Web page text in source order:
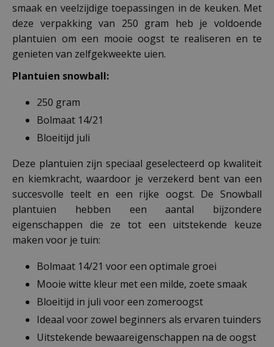
smaak en veelzijdige toepassingen in de keuken. Met
deze verpakking van 250 gram heb je voldoende
plantuien om een mooie oogst te realiseren en te
genieten van zelfgekweekte uien.
Plantuien snowball:
250 gram
Bolmaat 14/21
Bloeitijd juli
Deze plantuien zijn speciaal geselecteerd op kwaliteit
en kiemkracht, waardoor je verzekerd bent van een
succesvolle teelt en een rijke oogst. De Snowball
plantuien hebben een aantal bijzondere
eigenschappen die ze tot een uitstekende keuze
maken voor je tuin:
Bolmaat 14/21 voor een optimale groei
Mooie witte kleur met een milde, zoete smaak
Bloeitijd in juli voor een zomeroogst
Ideaal voor zowel beginners als ervaren tuinders
Uitstekende bewaareigenschappen na de oogst